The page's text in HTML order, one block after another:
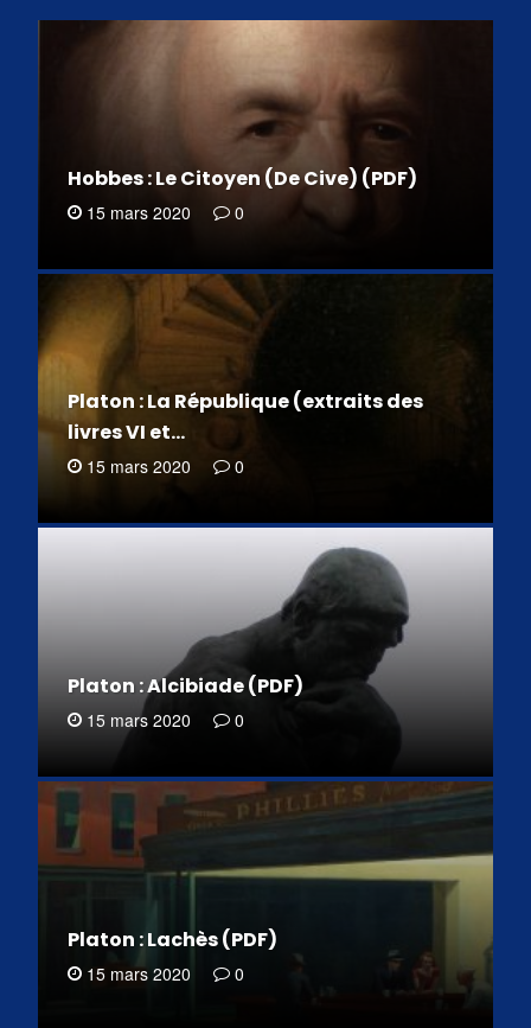
Hobbes : Le Citoyen (De Cive) (PDF)
15 mars 2020 0
Platon : La République (extraits des
livres VI et…
15 mars 2020 0
Platon : Alcibiade (PDF)
15 mars 2020 0
Platon : Lachès (PDF)
15 mars 2020 0